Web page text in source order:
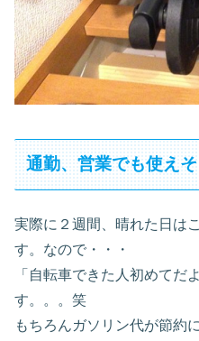
通勤、営業でも使え
実際に２週間、晴れた日は
す。なので・・・
「自転車できた人初めてだ
す。。。笑
もちろんガソリン代が節約